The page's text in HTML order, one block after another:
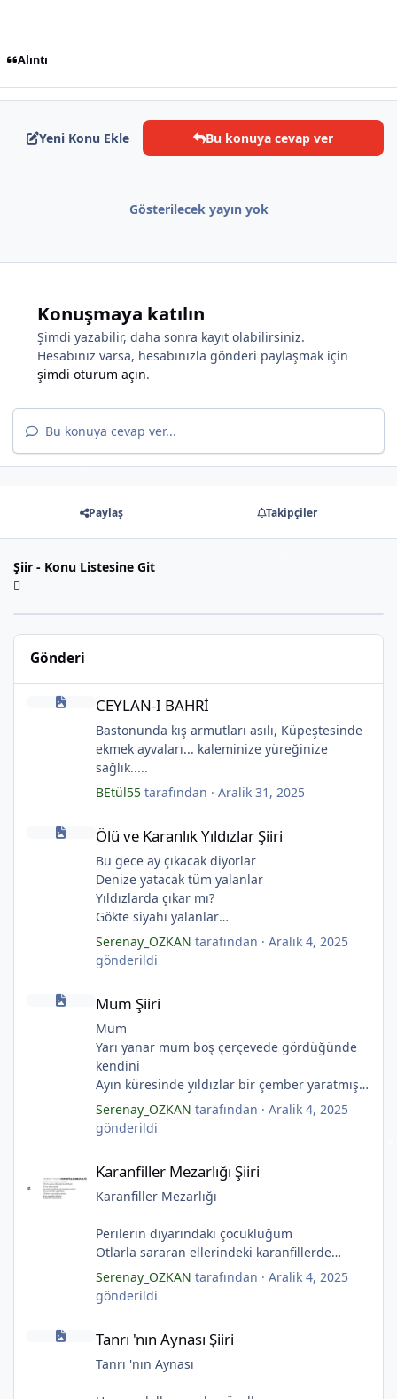
Alıntı
Yeni Konu Ekle Bu konuya cevap ver
Gösterilecek yayın yok
Konuşmaya katılın
Şimdi yazabilir, daha sonra kayıt olabilirsiniz.
Hesabınız varsa, hesabınızla gönderi paylaşmak için
şimdi oturum açın.
Bu konuya cevap ver...
Paylaş Takipçiler
Şiir - Konu Listesine Git
Gönderi
CEYLAN-I BAHRİ
Bastonunda kış armutları asılı, Küpeştesinde
ekmek ayvaları... kaleminize yüreğinize
sağlık.....
BEtül55tarafından · Aralik 31, 2025
Ölü ve Karanlık Yıldızlar Şiiri
Bu gece ay çıkacak diyorlar
Denize yatacak tüm yalanlar
Yıldızlarda çıkar mı?
Gökte siyahı yalanlar
Ölü ve karanlık yıldızlar
Ayı sarhoş etmişler
Ay kesilmiş kızıl, kızıl
(Serenay Özkan, Viata)
Serenay_OZKAN tarafından · Aralik 4, 2025
gönderildi
Mum Şiiri
Mum
Yarı yanar mum boş çerçevede gördüğünde
kendini
Ayın küresinde yıldızlar bir çember yaratmış
Çocukların rüyalarını.
Gıcırdayan tahta evimizdeki mumlar
Bizi bizlere gösteren fenermiş.
Fenerler bir başka yanarmış.
Hayalin gerçeğinde susmayan sesini
Aşıklar evlerinde ailelerini sayarmış.
Sular ateşi söndürür derler
Aşıklar evinde ateş yükselirmiş
Çerçeveler bir olur, sokaklar birleştiğinde
Evler bir olur aşıklar evinde.
(Serenay Özkan)
Serenay_OZKAN tarafından · Aralik 4, 2025
gönderildi
Karanfiller Mezarlığı Şiiri
Karanfiller Mezarlığı
Perilerin diyarındaki çocukluğum
Otlarla sararan ellerindeki karanfillerde
Yarım kalan anneler
Pas tutan yüreklerle yeşil mezarlıkta hayaller
Tuzlu nehirdeki soğukluğum
Kuru topraklar küf tutar
Karanfiller mezarlığında.
Serenay_OZKAN tarafından · Aralik 4, 2025
gönderildi
Tanrı 'nın Aynası Şiiri
Tanrı 'nın Aynası
*
*
*